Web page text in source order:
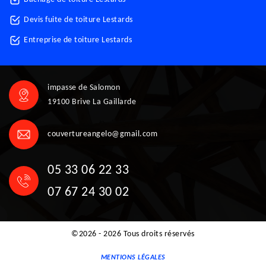
Devis fuite de toiture Lestards
Entreprise de toiture Lestards
impasse de Salomon
19100 Brive La Gaillarde
couvertureangelo@gmail.com
05 33 06 22 33
07 67 24 30 02
©2026 - 2026 Tous droits réservés
MENTIONS LÉGALES